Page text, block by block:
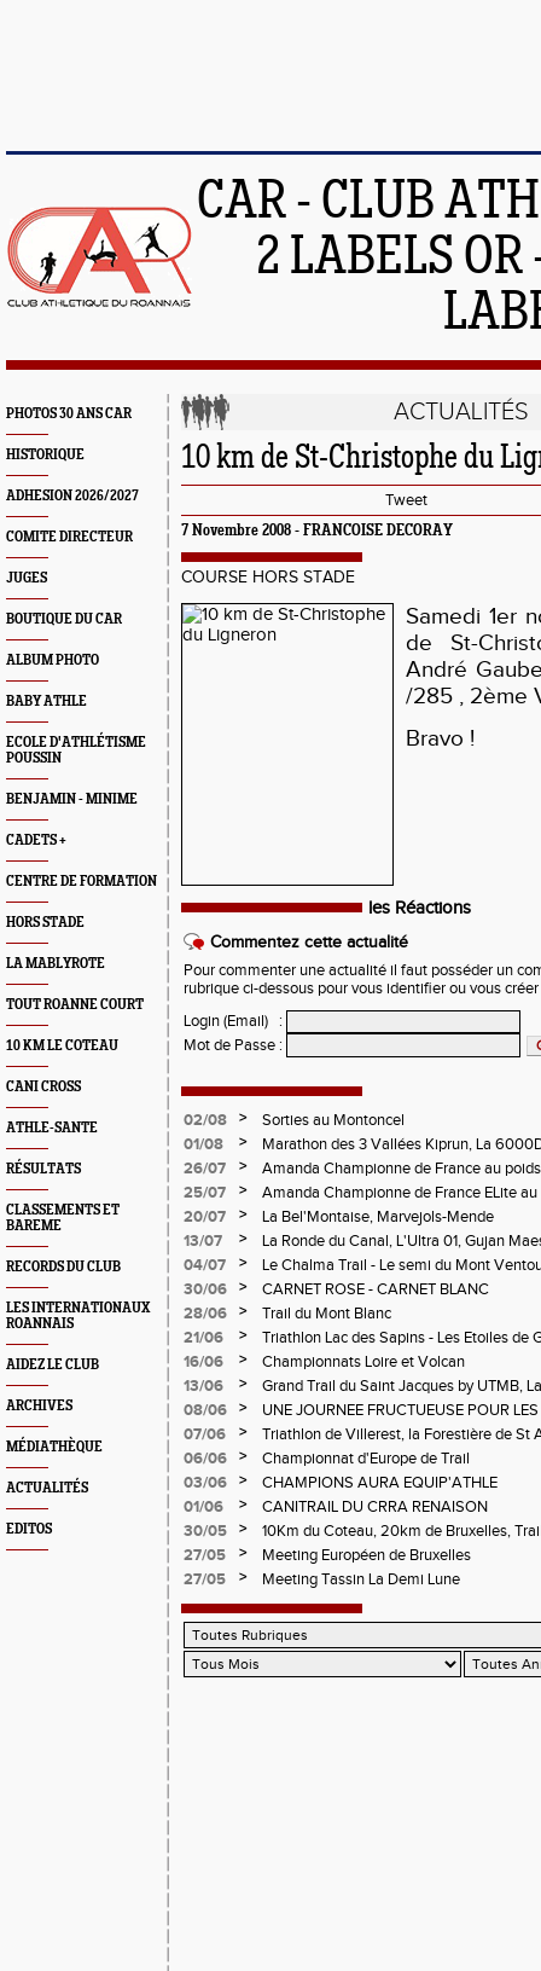
CAR - CLUB
2 LABELS
PHOTOS 30 ANS CAR
HISTORIQUE
ADHESION 2026/2027
COMITE DIRECTEUR
JUGES
BOUTIQUE DU CAR
ALBUM PHOTO
BABY ATHLE
ECOLE D'ATHLÉTISME
POUSSIN
BENJAMIN - MINIME
CADETS +
CENTRE DE FORMATION
HORS STADE
LA MABLYROTE
TOUT ROANNE COURT
10 KM LE COTEAU
CANI CROSS
ATHLE-SANTE
RÉSULTATS
CLASSEMENTS ET
BAREME
RECORDS DU CLUB
LES INTERNATIONAUX
ROANNAIS
AIDEZ LE CLUB
ARCHIVES
MÉDIATHÈQUE
ACTUALITÉS
EDITOS
ACTUALITÉS
10 km de St-Christophe du
Tweet
7 Novembre 2008 - FRANCOISE DECORAY
COURSE HORS STADE
Samedi 1er
de St-
André
/285 , 2ème
Bravo !
les Réactions
Commentez cette actualité
Pour commenter une actualité il faut posséder un
rubrique ci-dessous pour vous identifier ou vous
Login (Email)
:
Mot de Passe :
02/08 >
Sorties au Montoncel
01/08
>
Marathon des 3 Vallées Kiprun, La
Verticale d'Orcières, St Augustin
26/07 >
Amanda Championne de France au poids
25/07
>
Amanda Championne de France ELite
20/07
>
La Bel'Montaise, Marvejols-Mende
13/07
>
La Ronde du Canal, L'Ultra 01, Gujan
04/07
>
Le Chalma Trail - Le semi du Mont
Cublize - Les Passerelles de Monteynard
Pralognon La Vanoise
30/06 >
CARNET ROSE - CARNET BLANC
28/06
>
Trail du Mont Blanc
21/06
>
Triathlon Lac des Sapins - Les Etoiles de
16/06
>
Championnats Loire et Volcan
13/06
>
Grand Trail du Saint Jacques by UTMB,
d'Andrézieux-Bouthéon
08/06 >
UNE JOURNEE FRUCTUEUSE POUR
CHAMPIONNATS DE LA LOIRE A
07/06 >
Triathlon de Villerest, la Forestière de St
Circuit de la Sure, Tour du Pays Roannais
06/06 >
Championnat d'Europe de Trail
03/06
>
CHAMPIONS AURA EQUIP'ATHLE
01/06
>
CANITRAIL DU CRRA RENAISON
30/05
>
10Km du Coteau, 20km de Bruxelles,
Pilatrail
27/05 >
Meeting Européen de Bruxelles
27/05
> Meeting Tassin La Demi Lune